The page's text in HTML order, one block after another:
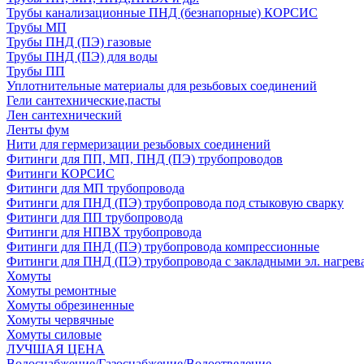
Трубы канализационные ПНД (безнапорные) КОРСИС
Трубы МП
Трубы ПНД (ПЭ) газовые
Трубы ПНД (ПЭ) для воды
Трубы ПП
Уплотнительные материалы для резьбовых соединений
Гели сантехнические,пасты
Лен сантехнический
Ленты фум
Нити для гермеризации резьбовых соединений
Фитинги для ПП, МП, ПНД (ПЭ) трубопроводов
Фитинги КОРСИС
Фитинги для МП трубопровода
Фитинги для ПНД (ПЭ) трубопровода под стыковую сварку
Фитинги для ПП трубопровода
Фитинги для НПВХ трубопровода
Фитинги для ПНД (ПЭ) трубопровода компрессионные
Фитинги для ПНД (ПЭ) трубопровода с закладными эл.
Хомуты
Хомуты ремонтные
Хомуты обрезиненные
Хомуты червячные
Хомуты силовые
ЛУЧШАЯ ЦЕНА